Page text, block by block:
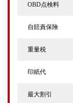
OBD点検料
自賠責保険
重量税
印紙代
最大割引